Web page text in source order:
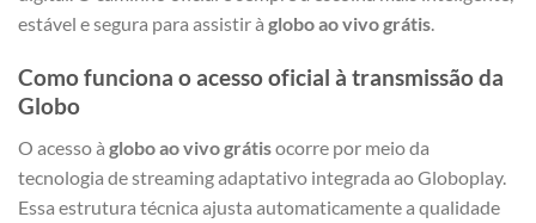
estável e segura para assistir à globo ao vivo grátis.
Como funciona o acesso oficial à transmissão da
Globo
O acesso à globo ao vivo grátisocorre por meio da
tecnologia de streaming adaptativo integrada ao Globoplay.
Essa estrutura técnica ajusta automaticamente a qualidade